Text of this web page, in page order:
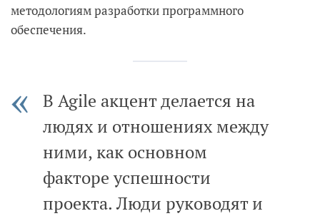
методологиям разработки программного
обеспечения.
В Agile акцент делается на
людях и отношениях между
ними, как основном
факторе успешности
проекта. Люди руководят и